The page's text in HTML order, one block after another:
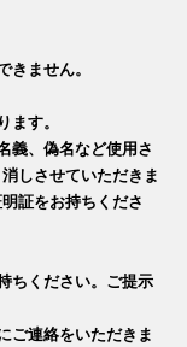
ません。
す。
義、偽名など使用さ
しさせていただきま
証をお持ちくださ
ちください。ご提示
ご連絡をいただきま